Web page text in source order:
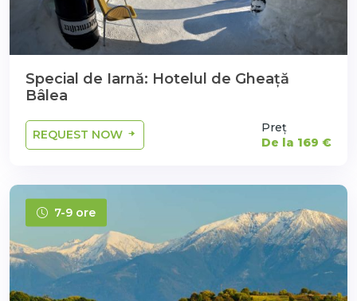
Special de Iarnă: Hotelul de Gheață
Bâlea
REQUEST NOW
Preț
De la 169 €
7-9 ore